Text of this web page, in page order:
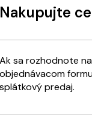
Nakupujte
Ak sa rozhodnote
objednávacom
splátkový predaj.